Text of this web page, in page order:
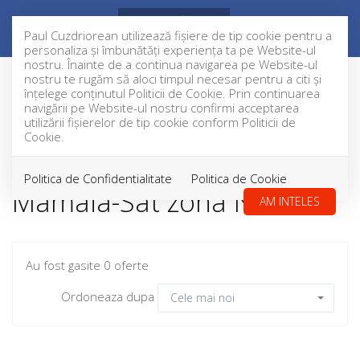
Paul Cuzdriorean utilizează fişiere de tip cookie pentru a
personaliza și îmbunătăți experiența ta pe Website-ul
nostru. Înainte de a continua navigarea pe Website-ul
nostru te rugăm să aloci timpul necesar pentru a citi și
înțelege conținutul Politicii de Cookie. Prin continuarea
navigării pe Website-ul nostru confirmi acceptarea
utilizării fişierelor de tip cookie conform Politicii de
Cookie.
Politica de Confidentialitate Politica de Cookie
AM INTELES
Filtreaza
Hoteluri de inchiriat in
Mamaia-Sat zona Nord
Au fost gasite 0 oferte
Ordoneaza dupa
Cele mai noi